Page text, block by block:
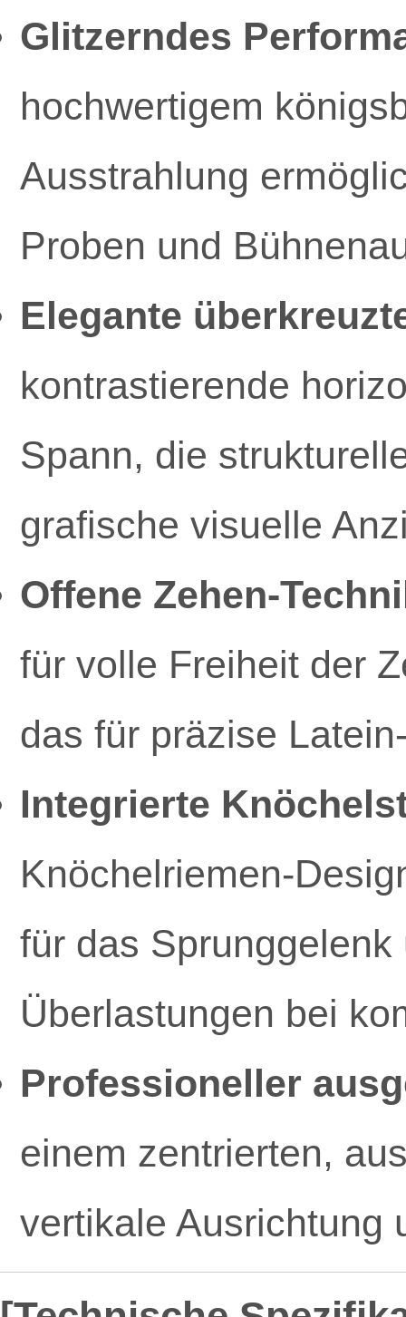
Glitzerndes
hochwertigem
Ausstrahlung
Proben und
Elegante
kontrastierende
Spann, die
grafische visuelle
Offene Zehen-
für volle Freiheit der
das für präzise
Integrierte
Knöchelriemen-
für das
Überlastungen bei
Professioneller
einem zentrierten,
vertikale Ausrichtung